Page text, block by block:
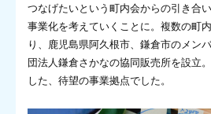
つなげたいという町内会からの引き合
事業化を考えていくことに。複数の町
り、鹿児島県阿久根市、鎌倉市のメン
団法人鎌倉さかなの協同販売所を設立
した、待望の事業拠点でした。